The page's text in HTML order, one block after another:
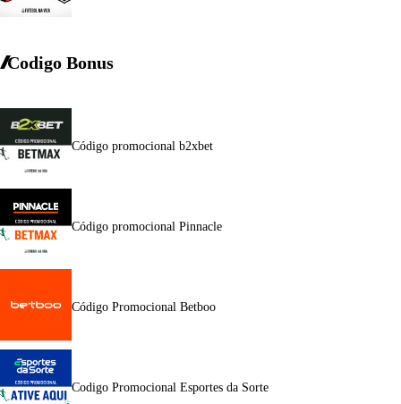
Codigo Bonus
Código promocional b2xbet
Código promocional Pinnacle
Código Promocional Betboo
Codigo Promocional Esportes da Sorte